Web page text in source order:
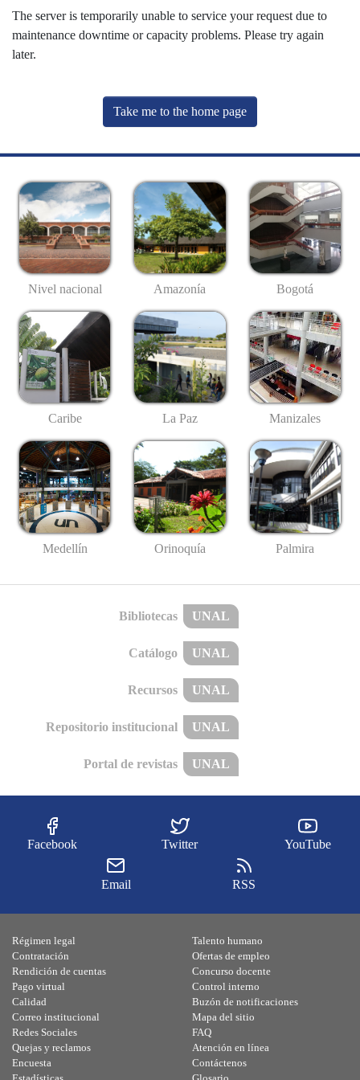
The server is temporarily unable to service your request due to
maintenance downtime or capacity problems. Please try again
later.
Take me to the home page
Nivel nacional Amazonía Bogotá
Caribe La Paz Manizales
Medellín Orinoquía Palmira
Bibliotecas UNAL
Catálogo UNAL
Recursos UNAL
Repositorio institucional UNAL
Portal de revistas UNAL
Facebook Twitter YouTube
Email RSS
Régimen legal
Contratación
Rendición de cuentas
Pago virtual
Calidad
Talento humano
Ofertas de empleo
Concurso docente
Control interno
Buzón de notificaciones
Correo institucional
Redes Sociales
Quejas y reclamos
Encuesta
Mapa del sitio
FAQ
Atención en línea
Contáctenos